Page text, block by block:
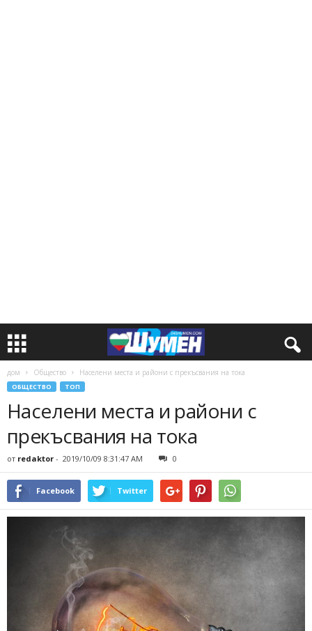
дом Общество Населени места и райони с прекъсвания на тока
ОБЩЕСТВО ТОП
Населени места и райони с
прекъсвания на тока
от redaktor - 2019/10/09 8:31:47 AM 0
Facebook Twitter